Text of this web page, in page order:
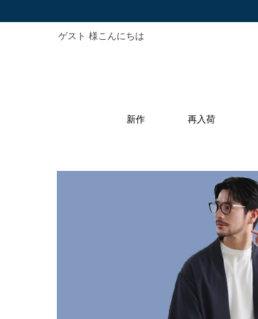
ゲスト 様こんにちは
新作 再入荷